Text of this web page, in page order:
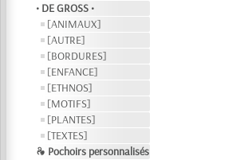
• DE GROSS •
[ANIMAUX]
[AUTRE]
[BORDURES]
[ENFANCE]
[ETHNOS]
[MOTIFS]
[PLANTES]
[TEXTES]
❧ Pochoirs personnalisés